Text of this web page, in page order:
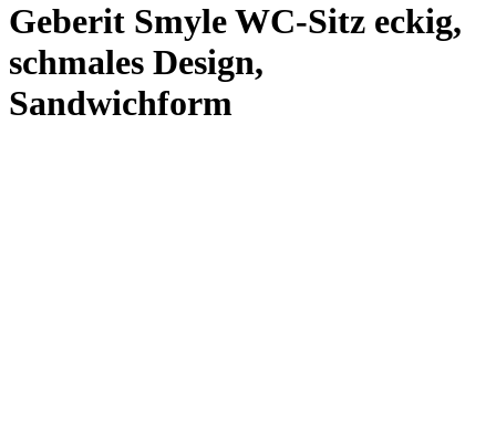
Geberit Smyle WC-Sitz eckig,
schmales Design,
Sandwichform